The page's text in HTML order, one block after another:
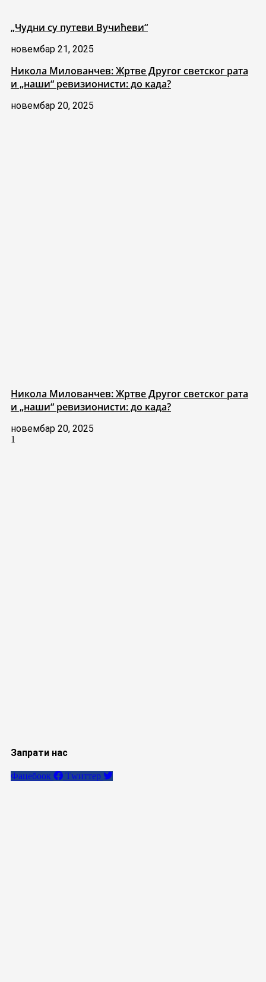
„Чудни су путеви Вучићеви“
новембар 21, 2025
Никола Милованчев: Жртве Другог светског рата
и „наши“ ревизионисти: до када?
новембар 20, 2025
Никола Милованчев: Жртве Другог светског рата
и „наши“ ревизионисти: до када?
новембар 20, 2025
Запрати нас
Фацебоок Тwиттер